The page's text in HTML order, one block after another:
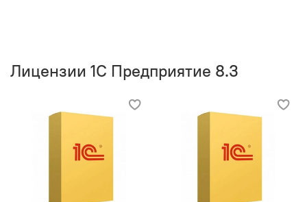
Лицензии 1С Предприятие 8.3